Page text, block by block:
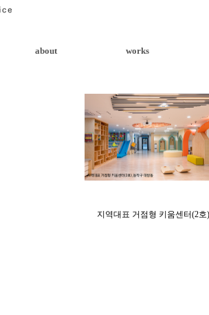
about works
지역대표 거점형 키움센터(2호)